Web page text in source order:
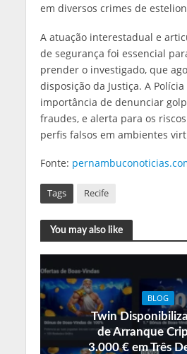
em diversos crimes de
A atuação interestadual e
de segurança foi essencial
prender o investigado, que
disposição da Justiça. A
importância de denunciar
fraudes, e alerta para os
perfis falsos em ambientes
Fonte:
Tags Recife
You may also like
BLOG
Twin
de Arranque
3.000 € em Três